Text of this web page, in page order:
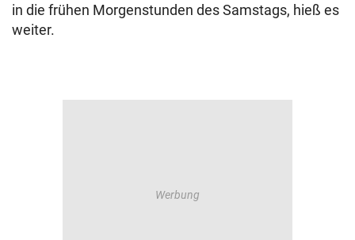
in die frühen Morgenstunden des Samstags, hieß es
weiter.